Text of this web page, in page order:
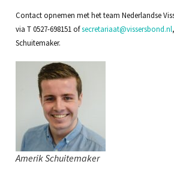
Contact opnemen met het team Nederlandse
via T 0527-698151 ofsecretariaat@vissersbond.nl
Schuitemaker.
Amerik Schuitemaker